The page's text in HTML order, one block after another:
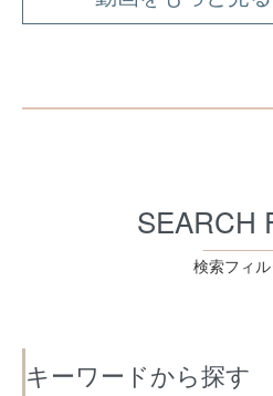
SEARCH
検索フィ
キーワードから探す